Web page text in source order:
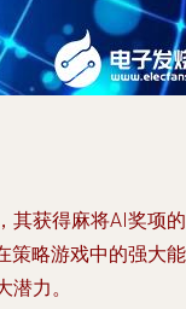
其获得麻将AI奖项的
策略游戏中的强大能
力。